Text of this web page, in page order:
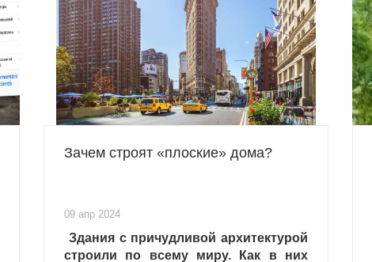
Зачем строят «плоские» дома?
09 апр 2024
Здания с причудливой архитектурой
строили по всему миру. Как в них